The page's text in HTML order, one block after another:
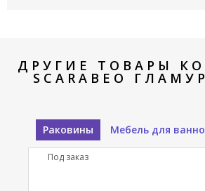
ДРУГИЕ ТОВАРЫ
SCARABEO
Раковины Мебель для
Под заказ